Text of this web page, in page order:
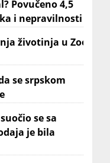
Povučeno 4,5
i nepravilnosti
životinja u Zoo
se srpskom
se sa
je bila